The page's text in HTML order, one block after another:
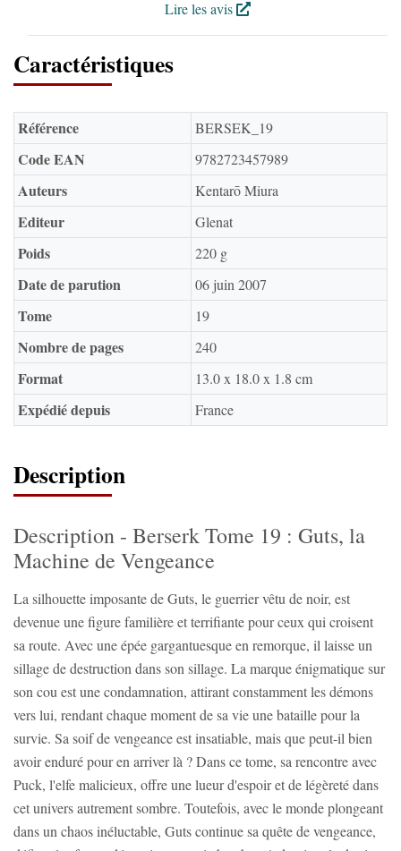
Lire les avis
Caractéristiques
Référence BERSEK_19
Code EAN 9782723457989
Auteurs Kentarō Miura
Editeur Glenat
Poids 220 g
Date de parution 06 juin 2007
Tome 19
Nombre de pages 240
Format 13.0 x 18.0 x 1.8 cm
Expédié depuis France
Description
Description - Berserk Tome 19 : Guts, la
Machine de Vengeance
La silhouette imposante de Guts, le guerrier vêtu de noir, est
devenue une figure familière et terrifiante pour ceux qui croisent
sa route. Avec une épée gargantuesque en remorque, il laisse un
sillage de destruction dans son sillage. La marque énigmatique sur
son cou est une condamnation, attirant constamment les démons
vers lui, rendant chaque moment de sa vie une bataille pour la
survie. Sa soif de vengeance est insatiable, mais que peut-il bien
avoir enduré pour en arriver là ? Dans ce tome, sa rencontre avec
Puck, l'elfe malicieux, offre une lueur d'espoir et de légèreté dans
cet univers autrement sombre. Toutefois, avec le monde plongeant
dans un chaos inéluctable, Guts continue sa quête de vengeance,